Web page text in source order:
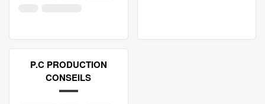
P.C PRODUCTION
CONSEILS